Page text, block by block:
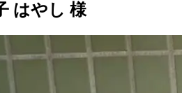
はやし 様